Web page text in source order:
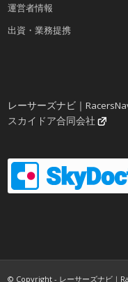
運営者情報
出資・業務提携
レーサーズナビ｜
スカイドア合同会社
© Copyright - レーサーズナビ｜